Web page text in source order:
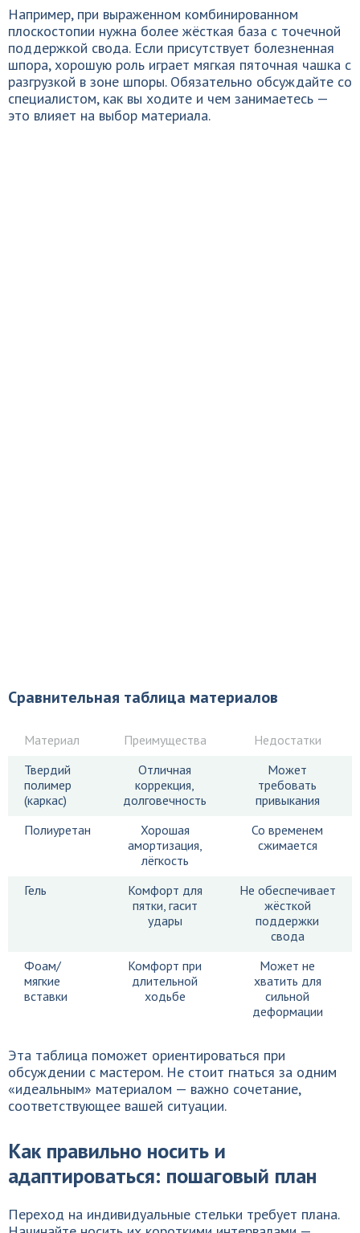
Например, при выраженном комбинированном
плоскостопии нужна более жёсткая база с точечной
поддержкой свода. Если присутствует болезненная
шпора, хорошую роль играет мягкая пяточная чашка с
разгрузкой в зоне шпоры. Обязательно обсуждайте со
специалистом, как вы ходите и чем занимаетесь —
это влияет на выбор материала.
Сравнительная таблица материалов
Материал Преимущества
Недостатки
Твердий
полимер
(каркас)
Отличная
коррекция,
долговечность
Может
требовать
привыкания
Полиуретан
Хорошая
амортизация,
лёгкость
Со временем
сжимается
Гель
Комфорт для
пятки, гасит
удары
Не обеспечивает
жёсткой
поддержки
свода
Фоам/
мягкие
вставки
Комфорт при
длительной
ходьбе
Может не
хватить для
сильной
деформации
Эта таблица поможет ориентироваться при
обсуждении с мастером. Не стоит гнаться за одним
«идеальным» материалом — важно сочетание,
соответствующее вашей ситуации.
Как правильно носить и
адаптироваться: пошаговый план
Переход на индивидуальные стельки требует плана.